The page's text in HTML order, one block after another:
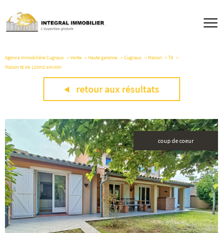
Agence immobilière Cugnaux Vente Haute garonne Cugnaux Maison
T6
Maison t6 de 120m2 environ
retour aux résultats
coup de coeur